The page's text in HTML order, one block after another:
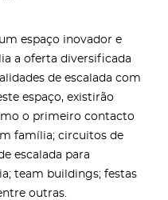
espaço inovador e
a oferta diversificada
de escalada com
espaço, existirão
o primeiro contacto
família; circuitos de
escalada para
team buildings; festas
outras.